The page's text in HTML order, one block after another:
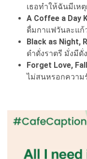
เธอทำให้ฉันมีเห
A Coffee a Day
ดื่มกาแฟวันละแก้
Black as Night,
ดำดั่งราตรี มั่งมีดั่
Forget Love,
ไม่สนหรอกความ